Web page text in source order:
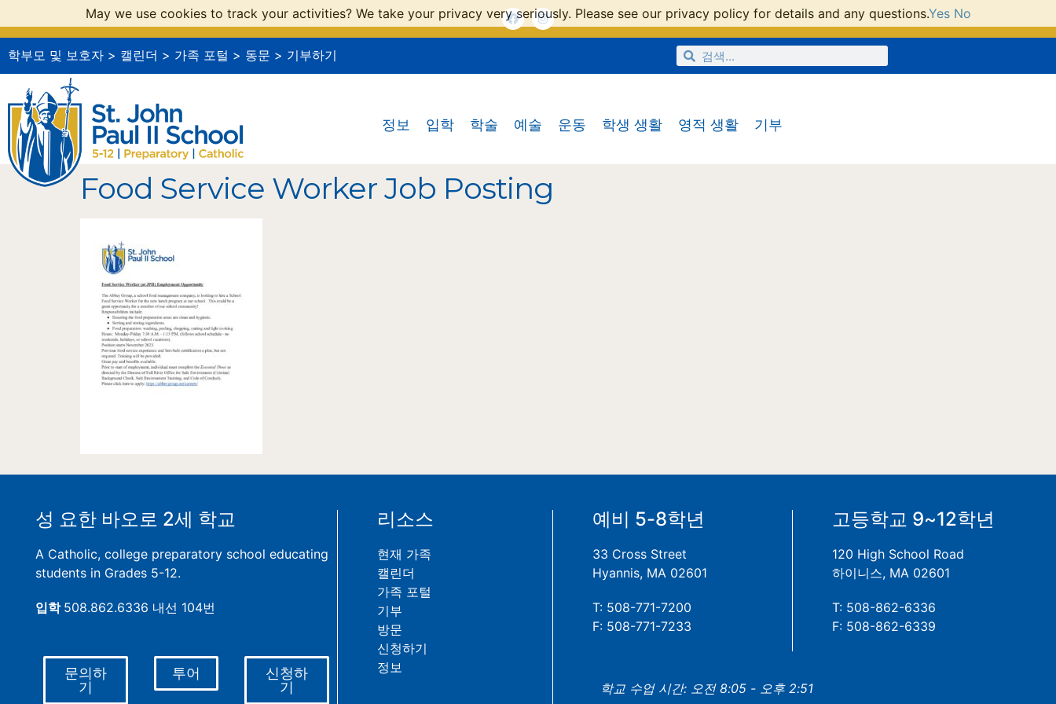
학부모 및 보호자 > 캘린더 > 가족 포털 > 동문 > 기부하기
정보 입학 학술 예술 운동 학생 생활 영적 생활 기부
Food Service Worker Job Posting
성 요한 바오로 2세 학교
A Catholic, college preparatory school educating
students in Grades 5-12.
입학 508.862.6336 내선 104번
문의하
기
투어
신청하
기
리소스
현재 가족
캘린더
가족 포털
기부
방문
신청하기
정보
예비 5-8학년
33 Cross Street
Hyannis, MA 02601
T: 508-771-7200
F: 508-771-7233
고등학교 9~12학년
120 High School Road
하이니스, MA 02601
T: 508-862-6336
F: 508-862-6339
학교 수업 시간: 오전 8:05 - 오후 2:51
May we use cookies to track your activities? We take your privacy very seriously. Please see our privacy policy for details and any questions.Yes No